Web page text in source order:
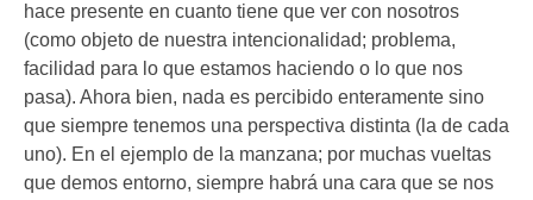
hace presente en cuanto tiene que ver con nosotros
(como objeto de nuestra intencionalidad; problema,
facilidad para lo que estamos haciendo o lo que nos
pasa). Ahora bien, nada es percibido enteramente sino
que siempre tenemos una perspectiva distinta (la de cada
uno). En el ejemplo de la manzana; por muchas vueltas
que demos entorno, siempre habrá una cara que se nos